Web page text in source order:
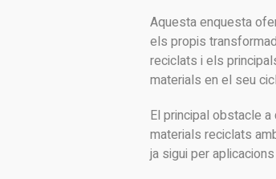
Aquesta enquesta
els propis
reciclats i els
materials en el seu
El principal obstacle
materials reciclats
ja sigui per